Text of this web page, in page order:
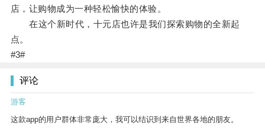
店，让购物成为一种轻松愉快的体验。
在这个新时代，十元店也许是我们探索购物的全新起
点。
#3#
评论
游客
这款app的用户群体非常庞大，我可以结识到来自世界各地的朋友。